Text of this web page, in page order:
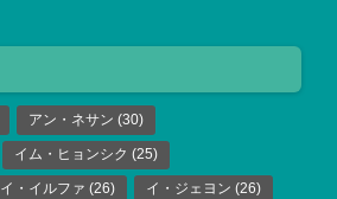
アン・ネサン (30)
イム・ヒョンシク (25)
イ・イルファ (26) イ・ジェヨン (26)